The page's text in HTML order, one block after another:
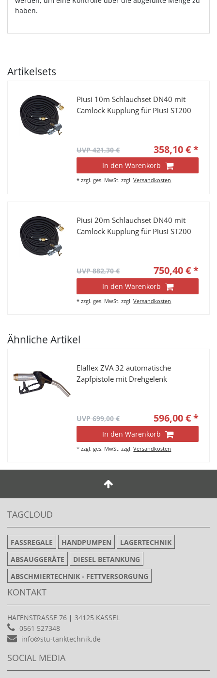
haben.
Artikelsets
Piusi 10m Schlauchset DN40 mit
Camlock Kupplung für Piusi ST200
UVP 421,30 € 358,10 € *
In den Warenkorb
*zzgl. ges. MwSt. zzgl.Versandkosten
Piusi 20m Schlauchset DN40 mit
Camlock Kupplung für Piusi ST200
UVP 882,70 € 750,40 € *
In den Warenkorb
*zzgl. ges. MwSt. zzgl.Versandkosten
Ähnliche Artikel
Elaflex ZVA 32 automatische
Zapfpistole mit Drehgelenk
UVP 699,00 € 596,00 € *
In den Warenkorb
*zzgl. ges. MwSt. zzgl.Versandkosten
TAGCLOUD
FASSREGALE HANDPUMPEN
LAGERTECHNIK
ABSAUGGERÄTE
DIESEL BETANKUNG
ABSCHMIERTECHNIK - FETTVERSORGUNG
KONTAKT
HAFENSTRASSE 76 | 34125 KASSEL
0561 527348
info@stu-tanktechnik.de
SOCIAL MEDIA